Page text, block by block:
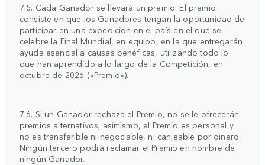
7.5. Cada Ganador se llevará un premio. El premio
consiste en que los Ganadores tengan la oportunidad de
participar en una expedición en el país en el que se
celebre la Final Mundial, en equipo, en la que entregarán
ayuda esencial a causas benéficas, utilizando todo lo
que han aprendido a lo largo de la Competición, en
octubre de 2026 («Premio»).
7.6. Si un Ganador rechaza el Premio, no se le ofrecerán
premios alternativos; asimismo, el Premio es personal y
no es transferible ni negociable, ni canjeable por dinero.
Ningún tercero podrá reclamar el Premio en nombre de
ningún Ganador.